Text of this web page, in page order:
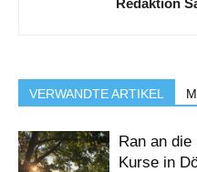
Redaktion
VERWANDTE ARTIKEL
Ran an
Kurse in